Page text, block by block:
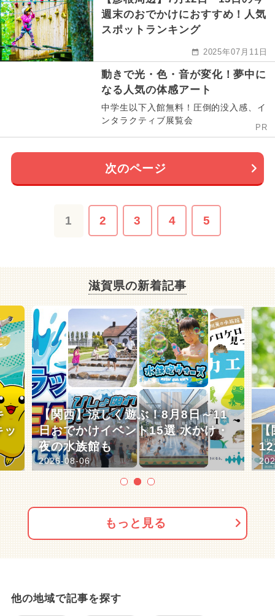
週末のおでかけにおすすめ！人気
スポットランキング
2025年07月11日
動きで光・色・音が変化！夢中に
なる人気の体感アート
中学生以下入館無料！圧倒的没入感、イ
ンタラクティブ展覧会
PR
次のページ
1 2 3 4 5
滋賀県の新着記事
ッ
【関西】涼しく遊ぶ！8月8日～11
日おでかけイベント15選 水かけ・
夜の水族館も
2026-08-06
【
もっと見る
他の地域で記事を探す